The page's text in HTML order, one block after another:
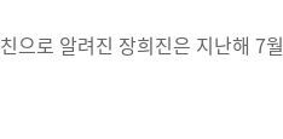
로 알려진 장희진은 지난해 7월